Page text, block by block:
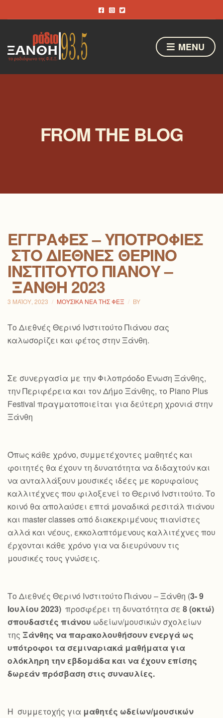
MENU
FROM THE BLOG
ΕΓΓΡΑΦΈΣ – ΥΠΟΤΡΟΦΊΕΣ
ΣΤΟ ΔΙΕΘΝΈΣ ΘΕΡΙΝΌ
ΙΝΣΤΙΤΟΎΤΟ ΠΙΆΝΟΥ –
ΞΆΝΘΗ 2023
3 ΜΑΪ́ΟΥ, 2023 ΜΟΥΣΙΚΆ ΝΈΑ ΤΗΣ ΦΕΞ BY
Το Διεθνές Θερινό Ινστιτούτο Πιάνου σας
καλωσορίζει και φέτος στην Ξάνθη.
Σε συνεργασία με την Φιλοπρόοδο Ένωση Ξάνθης,
την Περιφέρεια και τον Δήμο Ξάνθης, το Piano Plus
Festival πραγματοποιείται για δεύτερη χρονιά στην
Ξάνθη
Όπως κάθε χρόνο, συμμετέχοντες μαθητές και
φοιτητές θα έχουν τη δυνατότητα να διδαχτούν και
να ανταλλάξουν μουσικές ιδέες με κορυφαίους
καλλιτέχνες που φιλοξενεί το Θερινό Ινστιτούτο. Το
κοινό θα απολαύσει επτά μοναδικά ρεσιτάλ πιάνου
και master classes από διακεκριμένους πιανίστες
αλλά και νέους, εκκολαπτόμενους καλλιτέχνες που
έρχονται κάθε χρόνο για να διευρύνουν τις
μουσικές τους γνώσεις.
Το Διεθνές Θερινό Ινστιτούτο Πιάνου – Ξάνθη (3- 9
Ιουλίου 2023) προσφέρει τη δυνατότητα σε 8 (οκτώ)
σπουδαστές πιάνου ωδείων/μουσικών σχολείων
της Ξάνθης να παρακολουθήσουν ενεργά ως
υπότροφοι τα σεμιναριακά μαθήματα για
ολόκληρη την εβδομάδα και να έχουν επίσης
δωρεάν πρόσβαση στις συναυλίες.
Η συμμετοχής για μαθητές ωδείων/μουσικών